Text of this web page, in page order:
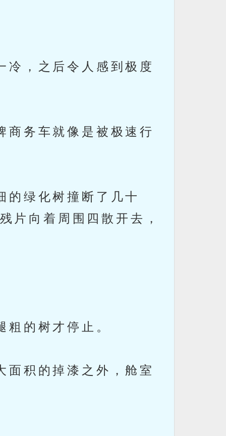
，之后令人感到极度
务车就像是被极速行
绿化树撞断了几十
片向着周围四散开去，
的树才停止。
积的掉漆之外，舱室